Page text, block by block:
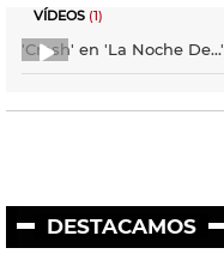
VÍDEOS (1)
'Crash' en 'La Noche De...'
DESTACAMOS